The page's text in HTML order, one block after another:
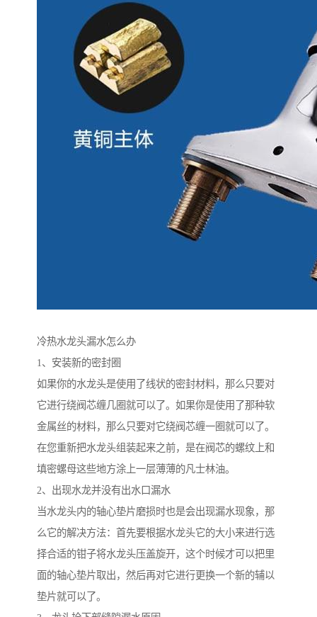
冷热水龙头漏水怎么办
1、安装新的密封圈
如果你的水龙头是使用了线状的密封材料，那么只要对
它进行绕阀芯缠几圈就可以了。如果你是使用了那种软
金属丝的材料，那么只要对它绕阀芯缠一圈就可以了。
在您重新把水龙头组装起来之前，是在阀芯的螺纹上和
填密螺母这些地方涂上一层薄薄的凡士林油。
2、出现水龙并没有出水口漏水
当水龙头内的轴心垫片磨损时也是会出现漏水现象，那
么它的解决方法：首先要根据水龙头它的大小来进行选
择合适的钳子将水龙头压盖旋开，这个时候才可以把里
面的轴心垫片取出，然后再对它进行更换一个新的辅以
垫片就可以了。